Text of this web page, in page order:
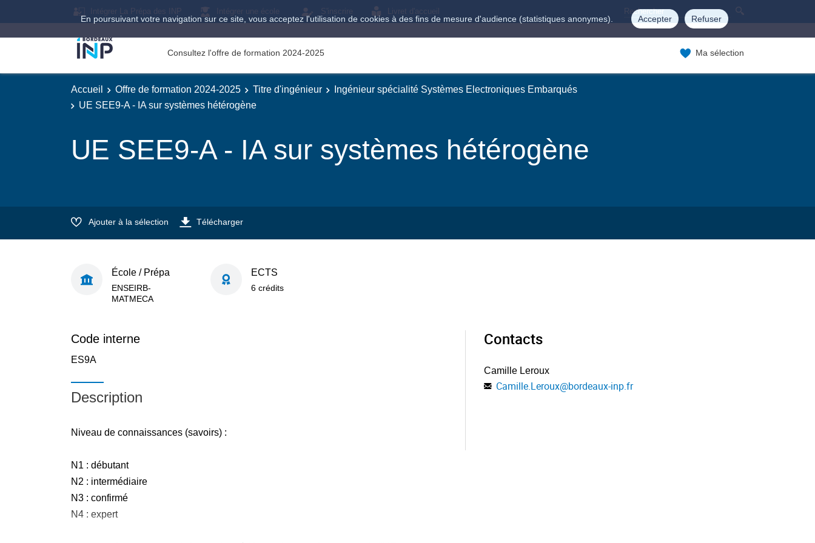
En poursuivant votre navigation sur ce site, vous acceptez l'utilisation de cookies à des fins de mesure d'audience (statistiques anonymes). Accepter Refuser
Intégrer La Prépa des INP Intégrer une école S'inscrire Livret d'accueil
Consultez l'offre de formation 2024-2025 Ma sélection
Accueil Offre de formation 2024-2025 Titre d'ingénieur
Ingénieur spécialité Systèmes Electroniques Embarqués
UE SEE9-A - IA sur systèmes hétérogène
UE SEE9-A - IA sur systèmes hétérogène
Ajouter à la sélection Télécharger
École / Prépa
ENSEIRB-
MATMECA
ECTS
6 crédits
Code interne
ES9A
Description
Niveau de connaissances (savoirs) :
N1 : débutant
N2 : intermédiaire
N3 : confirmé
N4 : expert
Contacts
Camille Leroux
Camille.Leroux@bordeaux-inp.fr